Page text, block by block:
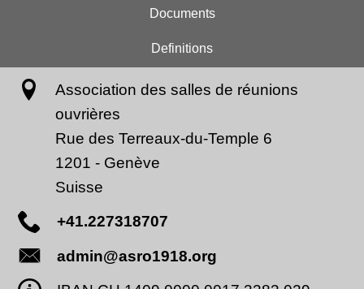
Documents
Definitions
Association des salles de réunions
ouvrières
Rue des Terreaux-du-Temple 6
1201 - Genève
Suisse
+41.227318707
admin@asro1918.org